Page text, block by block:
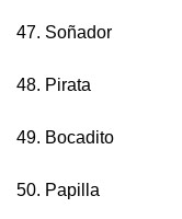
47. Soñador
48. Pirata
49. Bocadito
50. Papilla